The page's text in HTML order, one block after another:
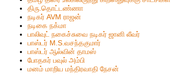
திரு.தொட்டண்ணா
நடிகர் AVM ராஜன்
நடிகை நக்மா
பாலிவுட் நகைச்சுவை நடிகர் ஜானி லீவர்
பாஸ்டர் M.S.வசந்தகுமார்
பாஸ்டர் ஆல்வின் தாமஸ்
போதகர் பவுல் அம்பி
மனம் மாறிய மந்திரவாதி நேசன்